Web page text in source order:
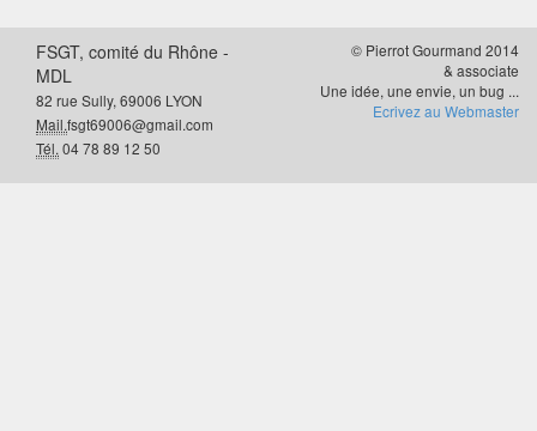
FSGT, comité du Rhône -
MDL
82 rue Sully, 69006 LYON
Mail.fsgt69006@gmail.com
Tél. 04 78 89 12 50
© Pierrot Gourmand 2014
& associate
Une idée, une envie, un bug ...
Ecrivez au Webmaster